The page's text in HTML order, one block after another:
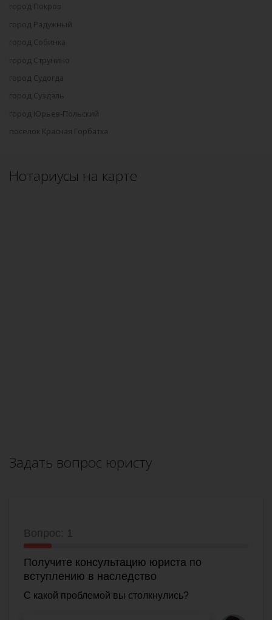
город Покров
город Радужный
город Собинка
город Струнино
город Судогда
город Суздаль
город Юрьев-Польский
поселок Красная Горбатка
Нотариусы на карте
Задать вопрос юристу